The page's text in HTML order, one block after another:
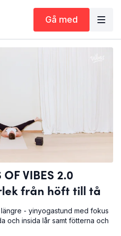
Gå med
VIBES 2.0
från höft till tå
- yinyogastund med fokus
och insida lår samt fötterna och